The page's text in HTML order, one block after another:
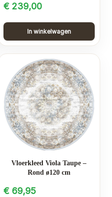
€239,00
In winkelwagen
Vloerkleed Viola Taupe –
Rond ø120 cm
€69,95